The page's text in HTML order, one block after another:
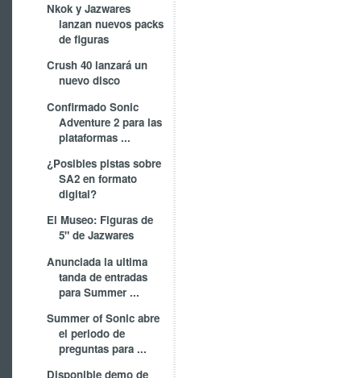
Nkok y Jazwares
lanzan nuevos packs
de figuras
Crush 40 lanzará un
nuevo disco
Confirmado Sonic
Adventure 2 para las
plataformas ...
¿Posibles pistas sobre
SA2 en formato
digital?
El Museo: Figuras de
5" de Jazwares
Anunciada la ultima
tanda de entradas
para Summer ...
Summer of Sonic abre
el periodo de
preguntas para ...
Disponible demo de